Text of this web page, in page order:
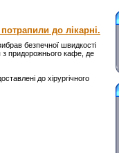
до лікарні.
безпечної швидкості
з придорожнього кафе, де
до хірургічного